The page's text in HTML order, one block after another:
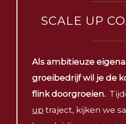
SCALE UP
Als ambitieuze
groeibedrijf wil je de
flink doorgroeien.
up traject, kijken we